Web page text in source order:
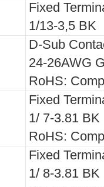
Fixed
1/13-3,5 BK
D-Sub
24-26AWG
RoHS:
Fixed
1/ 7-3.81 BK
RoHS:
Fixed
1/ 8-3.81 BK